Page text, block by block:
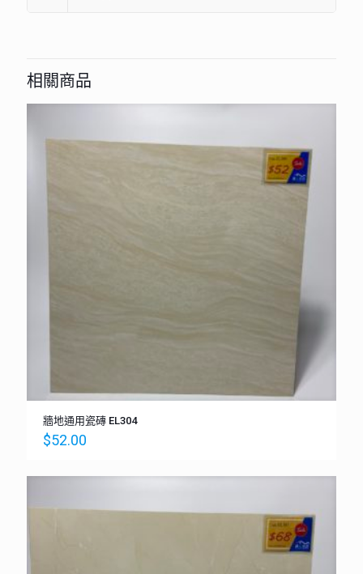
相關商品
牆地通用瓷磚 EL304
$52.00